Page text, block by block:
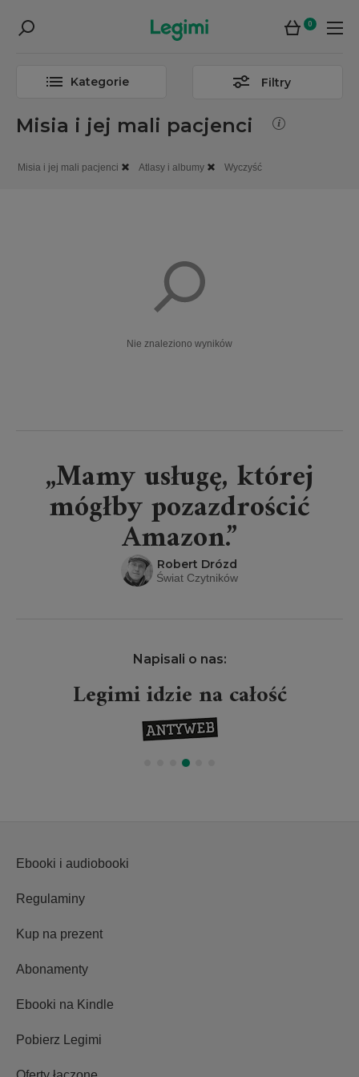
0
Kategorie Filtry
Misia i jej mali pacjenci
Misia i jej mali pacjenci Atlasy i albumy Wyczyść
Nie znaleziono wyników
„Mamy usługę, której
mógłby pozazdrościć
Amazon.”
Robert Drózd
Świat Czytników
Napisali o nas:
Legimi idzie na całość
Ebooki i audiobooki
Regulaminy
Kup na prezent
Abonamenty
Ebooki na Kindle
Pobierz Legimi